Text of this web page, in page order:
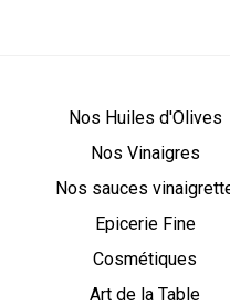
Nos Huiles d'Olives
Nos Vinaigres
Nos sauces
Epicerie Fine
Cosmétiques
Art de la Table